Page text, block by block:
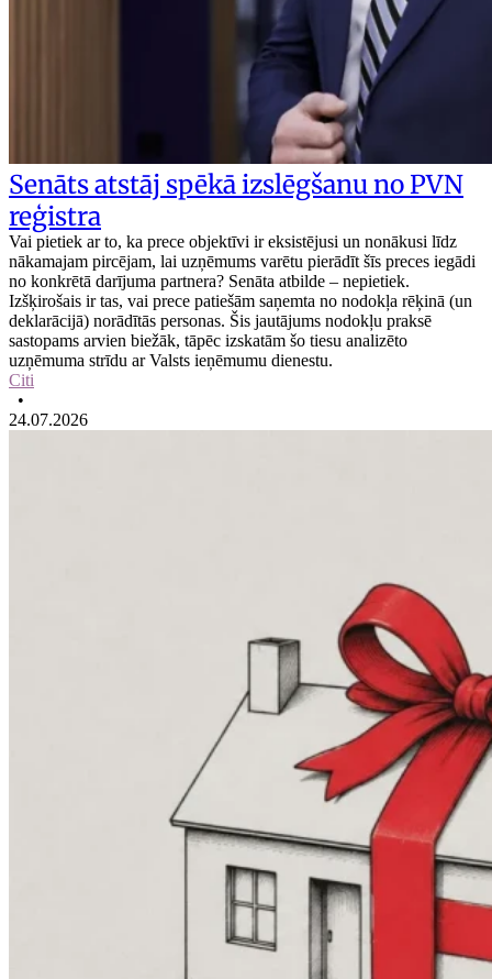
Senāts atstāj spēkā izslēgšanu no PVN
reģistra
Vai pietiek ar to, ka prece objektīvi ir eksistējusi un nonākusi līdz
nākamajam pircējam, lai uzņēmums varētu pierādīt šīs preces iegādi
no konkrētā darījuma partnera? Senāta atbilde – nepietiek.
Izšķirošais ir tas, vai prece patiešām saņemta no nodokļa rēķinā (un
deklarācijā) norādītās personas. Šis jautājums nodokļu praksē
sastopams arvien biežāk, tāpēc izskatām šo tiesu analizēto
uzņēmuma strīdu ar Valsts ieņēmumu dienestu.
Citi
•
24.07.2026